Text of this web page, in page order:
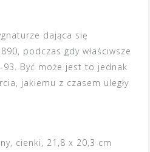
dająca się
podczas gdy właściwsze
93. Być może jest to jednak
jakiemu z czasem uległy
cienki, 21,8 x 20,3 cm